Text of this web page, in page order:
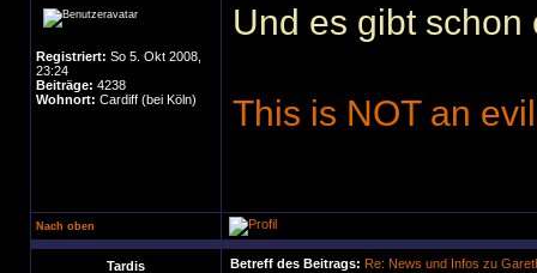
Registriert: So 5. Okt 2008,
23:24
Beiträge: 4238
Wohnort: Cardiff (bei Köln)
Und es gibt
This is NOT an
Nach oben
Tardis Betreff des Beitrags: Re: News und Infos zu